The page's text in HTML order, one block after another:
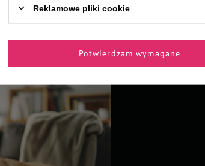
Z
Reklamowe pliki cookie
Potwierdzam wymagane